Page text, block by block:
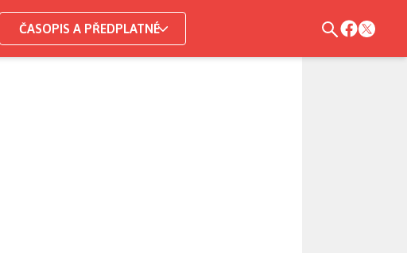
ČASOPIS A PŘEDPLATNÉ